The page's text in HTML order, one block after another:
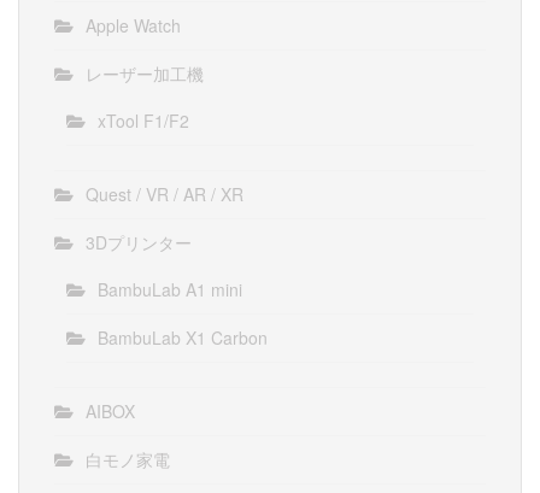
Apple Watch
レーザー加工機
xTool F1/F2
Quest / VR / AR / XR
3Dプリンター
BambuLab A1 mini
BambuLab X1 Carbon
AIBOX
白モノ家電